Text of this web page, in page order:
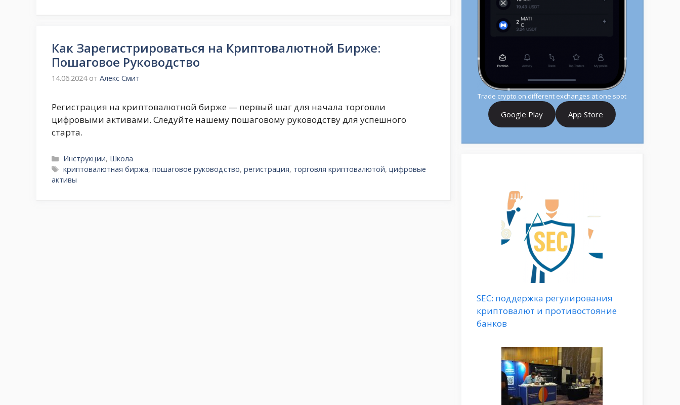
Как Зарегистрироваться на Криптовалютной Бирже:
Пошаговое Руководство
14.06.2024 от Алекс Смит
Регистрация на криптовалютной бирже — первый шаг для начала торговли
цифровыми активами. Следуйте нашему пошаговому руководству для успешного
старта.
Рубрики
Инструкции, Школа
Метки
криптовалютная биржа,пошаговое руководство,регистрация, торговля криптовалютой,цифровые
активы
Trade crypto on different exchanges at one spot
Google Play App Store
SEC: поддержка регулирования
криптовалют и противостояние
банков